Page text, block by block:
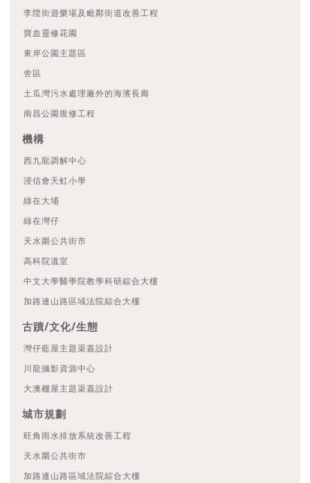
李陞街遊樂場及毗鄰街道改善工程
寶血靈修花園
東岸公園主題區
舍區
土瓜灣污水處理廠外的海濱長廊
南昌公園復修工程
機構
西九龍調解中心
浸信會天虹小學
綠在大埔
綠在灣仔
天水圍公共街市
高科院溫室
中文大學醫學院教學科研綜合大樓
加路連山路區域法院綜合大樓
古蹟/文化/生態
灣仔藍屋主題渠蓋設計
川龍攝影資源中心
大澳棚屋主題渠蓋設計
城市規劃
旺角雨水排放系統改善工程
天水圍公共街市
加路連山路區域法院綜合大樓